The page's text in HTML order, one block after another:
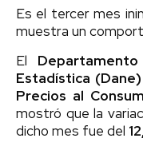
Es el tercer mes
muestra un
El
Estadística (Dane)
Precios al
mostró que la
dicho mes fue del